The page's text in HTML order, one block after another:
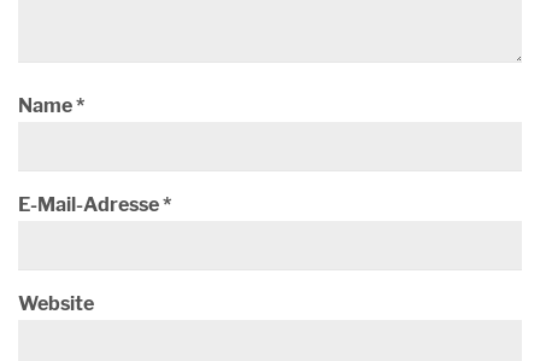
Name*
E-Mail-Adresse*
Website